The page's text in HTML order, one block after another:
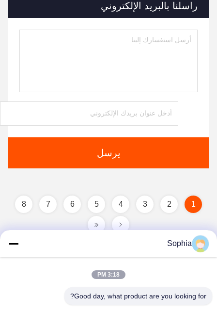
راسلنا بالبريد الإلكتروني
يرسل
1
2
3
4
5
6
7
8
Sophia
3:18 PM
Good day, what product are you looking for?